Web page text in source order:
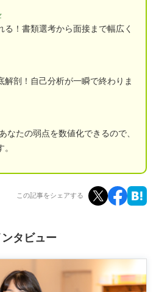
る！書類選考から面接まで幅広く
解剖！自己分析が一瞬で終わりま
なたの弱点を数値化できるので、
この記事をシェアする
ンタビュー